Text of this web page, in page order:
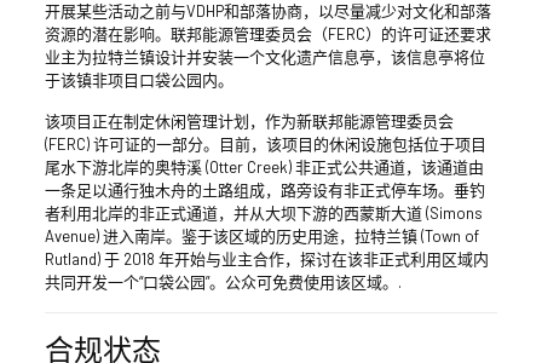
开展某些活动之前与VDHP和部落协商，以尽量减少对文化和部落
资源的潜在影响。联邦能源管理委员会（FERC）的许可证还要求
业主为拉特兰镇设计并安装一个文化遗产信息亭，该信息亭将位
于该镇非项目口袋公园内。
该项目正在制定休闲管理计划，作为新联邦能源管理委员会
(FERC) 许可证的一部分。目前，该项目的休闲设施包括位于项目
尾水下游北岸的奥特溪 (Otter Creek) 非正式公共通道，该通道由
一条足以通行独木舟的土路组成，路旁设有非正式停车场。垂钓
者利用北岸的非正式通道，并从大坝下游的西蒙斯大道 (Simons
Avenue) 进入南岸。鉴于该区域的历史用途，拉特兰镇 (Town of
Rutland) 于 2018 年开始与业主合作，探讨在该非正式利用区域内
共同开发一个“口袋公园”。公众可免费使用该区域。.
合规状态